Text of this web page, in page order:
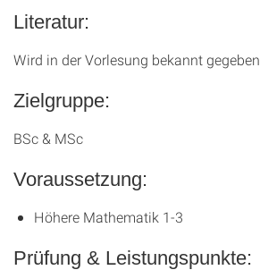
Literatur:
Wird in der Vorlesung bekannt gegeben.
Zielgruppe:
BSc & MSc
Voraussetzung:
Höhere Mathematik 1-3
Prüfung & Leistungspunkte: